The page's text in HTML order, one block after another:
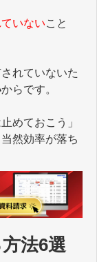
いないこと
れていないた
からです。
めておこう」
然効率が落ち
法6選